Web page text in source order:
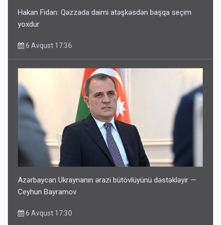
Hakan Fidan: Qəzzada daimi atəşkəsdən başqa seçim
yoxdur
6 Avqust 17:36
Azərbaycan Ukraynanın ərazi bütövlüyünü dəstəkləyir —
Ceyhun Bayramov
6 Avqust 17:30